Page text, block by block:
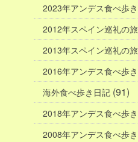
2023年アンデス食べ歩き
2012年スペイン巡礼の旅
2013年スペイン巡礼の旅
2016年アンデス食べ歩き
海外食べ歩き日記 (91)
2018年アンデス食べ歩き
2008年アンデス食べ歩き